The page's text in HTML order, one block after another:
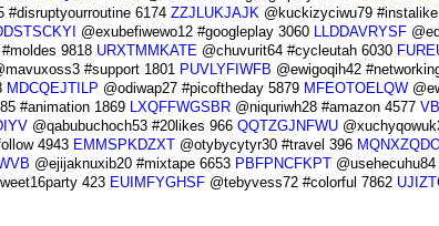
#disruptyourroutine 6174 ZZJLUKJAJK@kuckizyciwu79
@exubefiwewo12 #googleplay 3060 LLDDAVRYSF
9818 URXTMMKATE@chuvurit64 #cycleutah 6030
#support 1801 PUVLYFIWFB @ewigoqih42
MDCQEJTILP @odiwap27 #picoftheday 5879 MFEOTOELQW
#animation 1869 LXQFFWGSBR@niquriwh28 #amazon 4577
@qabubuchoch53 #20likes 966 QQTZGJNFWU
4943 EMMSPKDZXT@otybycytyr30 #travel 396
@ejijaknuxib20 #mixtape 6653 PBFPNCFKPT@usehecuhu84
423 EUIMFYGHSF@tebyvess72 #colorful 7862